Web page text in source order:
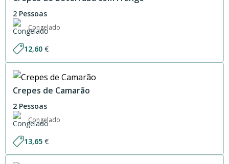
2 Pessoas
Congelado
12,60 €
Crepes de Camarão
2 Pessoas
Congelado
13,65 €